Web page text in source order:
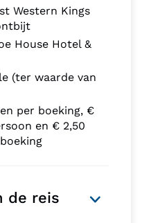
Western Kings
House Hotel &
(ter waarde van
per boeking, €
en € 2,50
de reis